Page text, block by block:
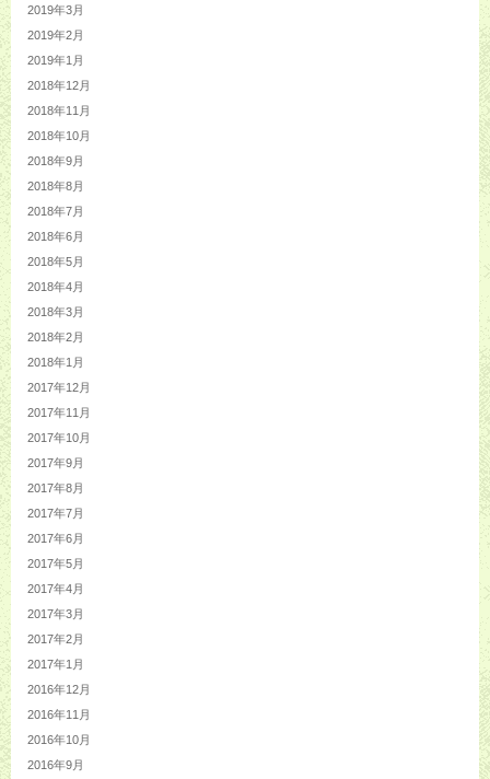
2019年3月
2019年2月
2019年1月
2018年12月
2018年11月
2018年10月
2018年9月
2018年8月
2018年7月
2018年6月
2018年5月
2018年4月
2018年3月
2018年2月
2018年1月
2017年12月
2017年11月
2017年10月
2017年9月
2017年8月
2017年7月
2017年6月
2017年5月
2017年4月
2017年3月
2017年2月
2017年1月
2016年12月
2016年11月
2016年10月
2016年9月